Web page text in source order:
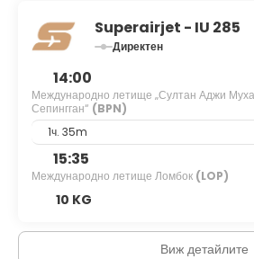
Superairjet - IU 285
Директен
14:00
Международно летище „Султан Аджи
Сепингган“ (BPN)
1ч. 35m
15:35
Международно летище Ломбок (LOP)
10 KG
Виж детайлите